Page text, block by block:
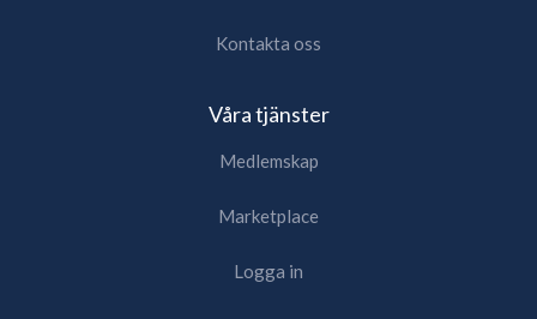
Kontakta oss
Våra tjänster
Medlemskap
Marketplace
Logga in